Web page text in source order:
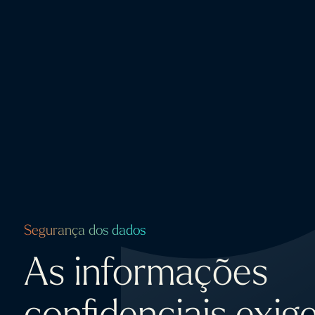
Segurança dos dados
As informações